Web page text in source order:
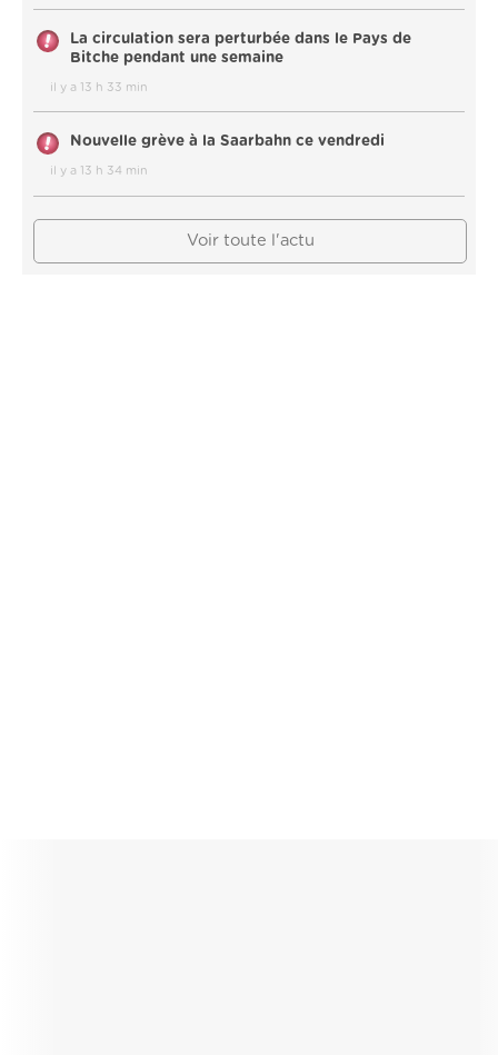
La circulation sera perturbée dans le Pays de
Bitche pendant une semaine
il y a 13 h 33 min
Nouvelle grève à la Saarbahn ce vendredi
il y a 13 h 34 min
Voir toute l'actu